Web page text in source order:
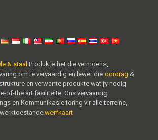
& staal Produkte het die vermoëns,
om te vervaardig en lewer die oordrag &
strukture en verwante produkte wat jy nodig
of-the art fasiliteite. Ons vervaardig
en Kommunikasie toring vir alle terreine,
werfkaart